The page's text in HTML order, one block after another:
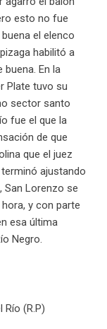
esto no fue
el elenco
habilitó a
En la
Plate tuvo su
sector santo
fue el que la
de que
que el juez
ajustando
San Lorenzo se
y con parte
esa última
Negro.
Río (R.P)